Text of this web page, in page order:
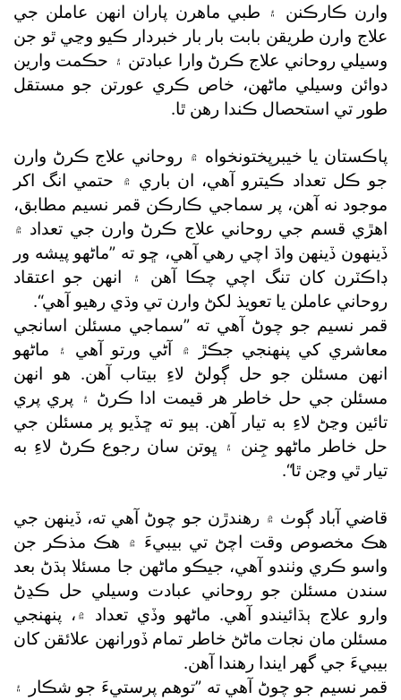
وارن ڪارڪنن ۽ طبي ماهرن پاران انهن عاملن جي
علاج وارن طريقن بابت بار بار خبردار ڪيو وڃي ٿو جن
وسيلي روحاني علاج ڪرڻ وارا عبادتن ۽ حڪمت وارين
دوائن وسيلي ماڻهن، خاص ڪري عورتن جو مستقل
طور تي استحصال ڪندا رهن ٿا.
پاڪستان يا خيبرپختونخواه ۾ روحاني علاج ڪرڻ وارن
جو ڪل تعداد ڪيترو آهي، ان باري ۾ حتمي انگ اکر
موجود نه آهن، پر سماجي ڪارڪن قمر نسيم مطابق،
اهڙي قسم جي روحاني علاج ڪرڻ وارن جي تعداد ۾
ڏينهون ڏينهن واڌ اچي رهي آهي، ڇو ته ”ماڻهو پيشه ور
ڊاڪٽرن کان تنگ اچي چڪا آهن ۽ انهن جو اعتقاد
روحاني عاملن يا تعويذ لکڻ وارن تي وڌي رهيو آهي“.
قمر نسيم جو چوڻ آهي ته ”سماجي مسئلن اسانجي
معاشري کي پنهنجي جڪڙ ۾ آڻي ورتو آهي ۽ ماڻهو
انهن مسئلن جو حل ڳولڻ لاءِ بيتاب آهن. هو انهن
مسئلن جي حل خاطر هر قيمت ادا ڪرڻ ۽ پري پري
تائين وڃڻ لاءِ به تيار آهن. ٻيو ته ڇڏيو پر مسئلن جي
حل خاطر ماڻهو جِنن ۽ ڀوتن سان رجوع ڪرڻ لاءِ به
تيار ٿي وڃن ٿا“.
قاضي آباد ڳوٺ ۾ رهندڙن جو چوڻ آهي ته، ڏينهن جي
هڪ مخصوص وقت اچڻ تي بيبيءَ ۾ هڪ مذڪر جن
واسو ڪري وٺندو آهي، جيڪو ماڻهن جا مسئلا ٻڌڻ بعد
سندن مسئلن جو روحاني عبادت وسيلي حل ڪڍڻ
وارو علاج ٻڌائيندو آهي. ماڻهو وڏي تعداد ۾، پنهنجي
مسئلن مان نجات ماڻڻ خاطر تمام ڏورانهن علائقن کان
بيبيءَ جي گھر ايندا رهندا آهن.
قمر نسيم جو چوڻ آهي ته ”توهم پرستيءَ جو شڪار ۽